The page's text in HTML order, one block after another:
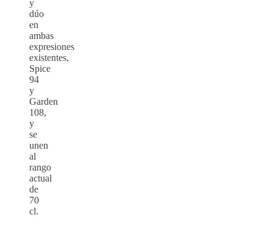
y
dúo
en
ambas
expresiones
existentes,
Spice
94
y
Garden
108,
y
se
unen
al
rango
actual
de
70
cl.